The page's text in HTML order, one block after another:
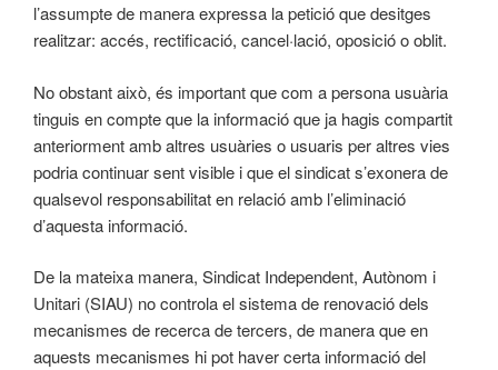
l’assumpte de manera expressa la petició que desitges
realitzar: accés, rectificació, cancel·lació, oposició o oblit.
No obstant això, és important que com a persona usuària
tinguis en compte que la informació que ja hagis compartit
anteriorment amb altres usuàries o usuaris per altres vies
podria continuar sent visible i que el sindicat s’exonera de
qualsevol responsabilitat en relació amb l’eliminació
d’aquesta informació.
De la mateixa manera, Sindicat Independent, Autònom i
Unitari (SIAU) no controla el sistema de renovació dels
mecanismes de recerca de tercers, de manera que en
aquests mecanismes hi pot haver certa informació del